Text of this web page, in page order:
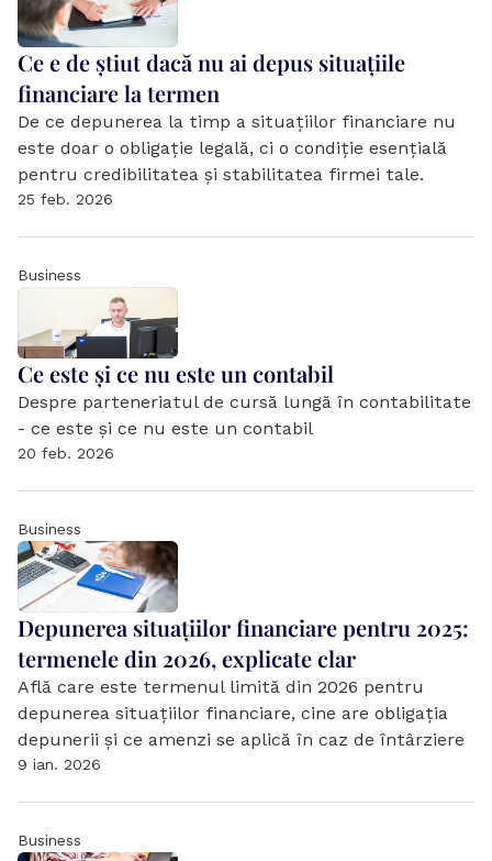
Ce e de știut dacă nu ai depus situațiile
financiare la termen
De ce depunerea la timp a situațiilor financiare nu
este doar o obligație legală, ci o condiție esențială
pentru credibilitatea și stabilitatea firmei tale.
25 feb. 2026
Business
Ce este și ce nu este un contabil
Despre parteneriatul de cursă lungă în contabilitate
- ce este și ce nu este un contabil
20 feb. 2026
Business
Depunerea situațiilor financiare pentru 2025:
termenele din 2026, explicate clar
Află care este termenul limită din 2026 pentru
depunerea situațiilor financiare, cine are obligația
depunerii și ce amenzi se aplică în caz de întârziere
9 ian. 2026
Business